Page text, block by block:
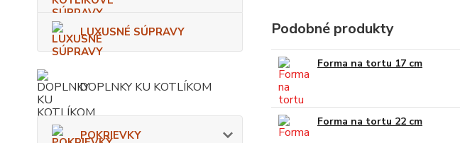
LUXUSNÉ SÚPRAVY
DOPLNKY KU KOTLÍKOM
POKRIEVKY
Podobné produkty
Forma na tortu 17 cm
Forma na tortu 22 cm